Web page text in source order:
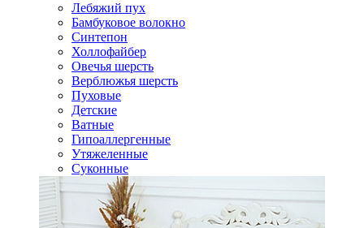
Лебяжий пух
Бамбуковое волокно
Синтепон
Холлофайбер
Овечья шерсть
Верблюжья шерсть
Пуховые
Детские
Ватные
Гипоаллергенные
Утяжеленные
Суконные